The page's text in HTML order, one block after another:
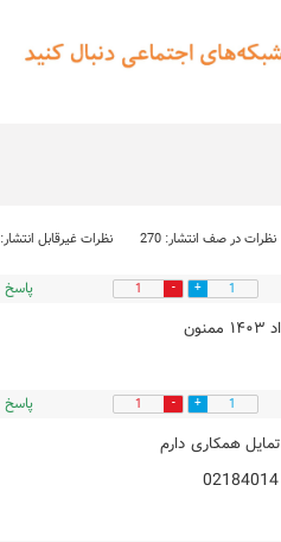
نظرات در صف انتشار: 270 نظرات غیرقابل انتشار: 0
1
1 پاسخ
1
1 پاسخ
همکاری دارم